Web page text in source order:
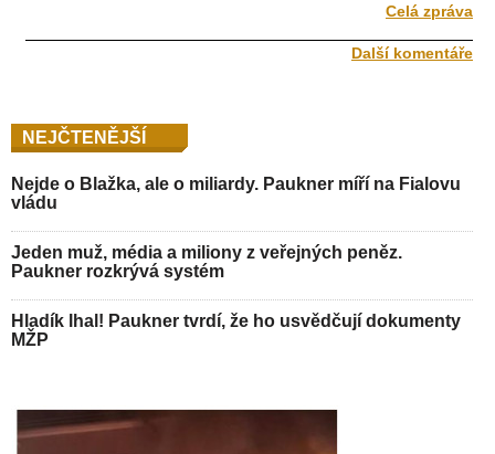
Celá zpráva
Další komentáře
NEJČTENĚJŠÍ
Nejde o Blažka, ale o miliardy. Paukner míří na Fialovu
vládu
Jeden muž, média a miliony z veřejných peněz.
Paukner rozkrývá systém
Hladík lhal! Paukner tvrdí, že ho usvědčují dokumenty
MŽP